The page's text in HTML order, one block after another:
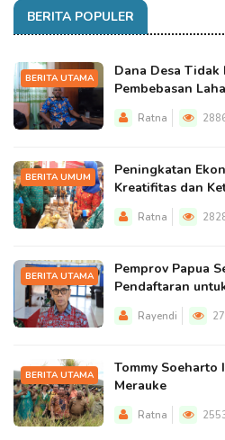
BERITA POPULER
BERITA UTAMA
Dana Desa
Pembebasan
Ratna
BERITA UMUM
Peningkatan
Kreatifitas dan
Ratna
BERITA UTAMA
Pemprov Papua
Pendaftaran
Rayendi
BERITA UTAMA
Tommy Soeharto
Merauke
Ratna